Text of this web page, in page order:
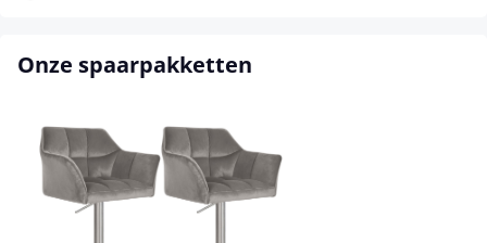
Onze spaarpakketten